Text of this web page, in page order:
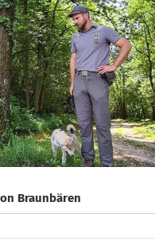
Braunbären